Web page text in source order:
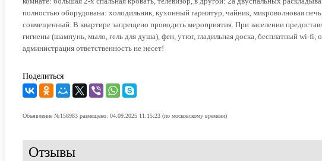
полностью оборудована: холодильник, кухонный гарнитур, чайник, микроволновая
совмещенный. В квартире запрещено проводить мероприятия. При заселении
гигиены (шампунь, мыло, гель для душа), фен, утюг, гладильная доска, бесплатный wi-fi,
администрация ответственность не несет!
Поделиться
Объявление №158983 размещено: 04.09.2025 11:15:23 (по московскому времени)
Отзывы